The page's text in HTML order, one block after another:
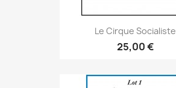
Le Cirque Socialiste
25,00 €